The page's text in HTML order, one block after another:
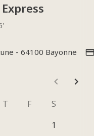
des soins avec
- 64100 Bayonne
T F
S
1